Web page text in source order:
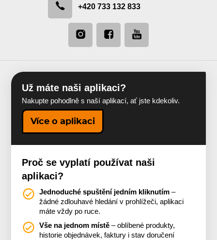
+420 733 132 833
Už máte naši aplikaci?
Nakupte pohodlně s naší aplikací, ať jste kdekoliv.
Více o aplikaci
Proč se vyplatí používat naši
aplikaci?
Jednoduché spuštění jedním kliknutím –
žádné zdlouhavé hledání v prohlížeči, aplikaci
máte vždy po ruce.
Vše na jednom místě – oblíbené produkty,
historie objednávek, faktury i stav doručení